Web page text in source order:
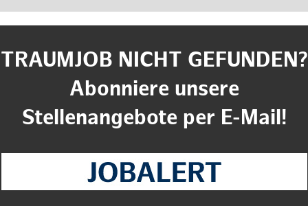
TRAUMJOB NICHT GEFUNDEN?
Abonniere unsere
Stellenangebote per E-Mail!